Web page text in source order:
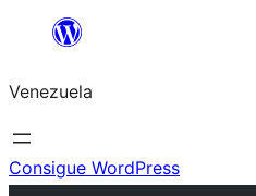
Saltar
contenido
Venezuela
Consigue WordPress